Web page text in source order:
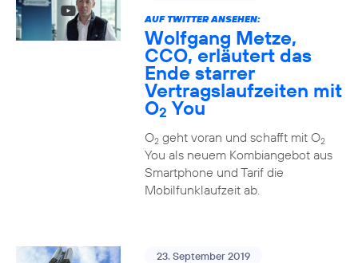
AUF TWITTER ANSEHEN:
Wolfgang Metze,
CCO, erläutert das
Ende starrer
Vertragslaufzeiten mit
O2 You
O2geht voran und schafft mit O2
You als neuem Kombiangebot aus
Smartphone und Tarif die
Mobilfunklaufzeit ab.
23. September 2019